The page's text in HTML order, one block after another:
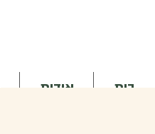
בית אודות